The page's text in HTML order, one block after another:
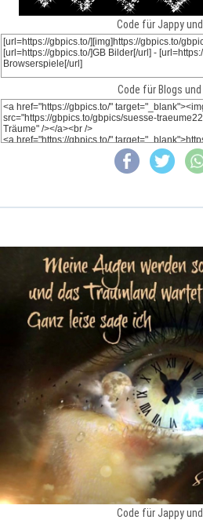
Code für Jappy und
Code für Blogs und
Code für Jappy und